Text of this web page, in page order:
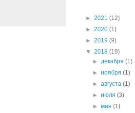
► 2021 (12)
► 2020 (1)
► 2019 (9)
▼ 2018 (19)
►декабря(1)
►ноября(1)
►августа(1)
►июля(3)
►мая(1)